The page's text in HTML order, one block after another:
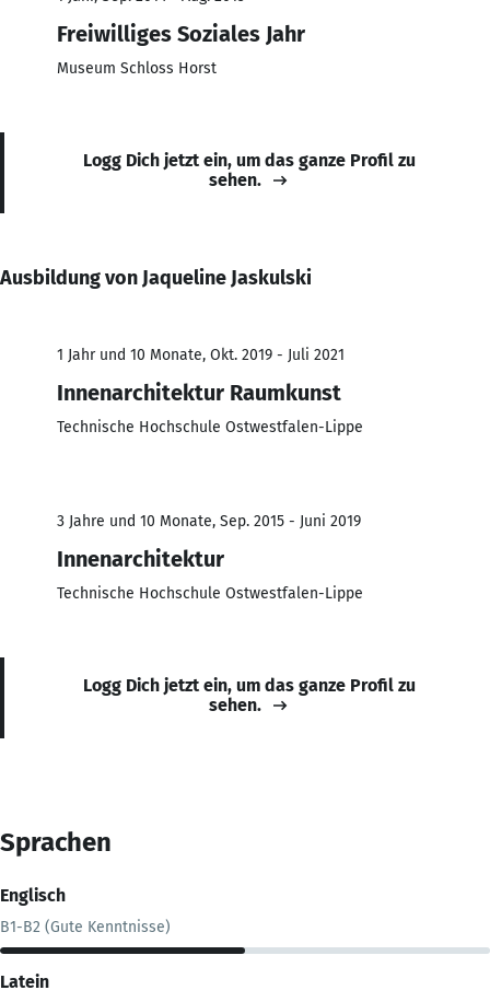
Freiwilliges Soziales Jahr
Museum Schloss Horst
Logg Dich jetzt ein, um das ganze Profil zu
sehen.
Ausbildung von Jaqueline Jaskulski
1 Jahr und 10 Monate, Okt. 2019 - Juli 2021
Innenarchitektur Raumkunst
Technische Hochschule Ostwestfalen-Lippe
3 Jahre und 10 Monate, Sep. 2015 - Juni 2019
Innenarchitektur
Technische Hochschule Ostwestfalen-Lippe
Logg Dich jetzt ein, um das ganze Profil zu
sehen.
Sprachen
Englisch
B1-B2 (Gute Kenntnisse)
Latein